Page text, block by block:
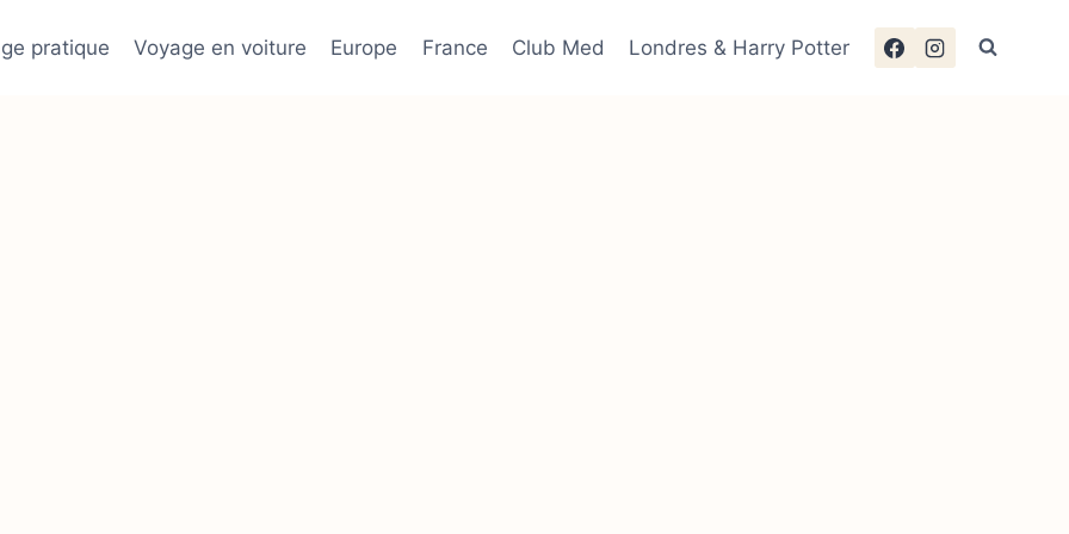
pratique Voyage en voiture Europe France Club Med Londres & Harry Potter